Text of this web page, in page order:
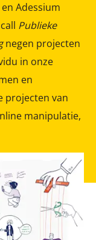
Adessium
Publieke
negen projecten
in onze
en
projecten van
manipulatie,